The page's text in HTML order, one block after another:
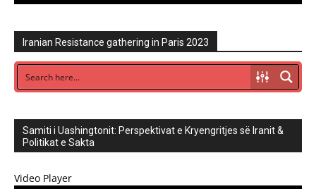
Iranian Resistance gathering in Paris 2023
Samiti i Uashingtonit: Perspektivat e Kryengritjes së Iranit &
Politikat e Sakta
Video Player